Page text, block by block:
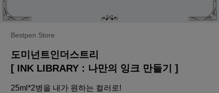
Bestpen Store
도미넌트인더스트리
[ INK LIBRARY : 나만의 잉크 만들기 ]
25ml*2병을 내가 원하는 컬러로!